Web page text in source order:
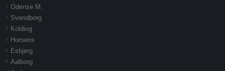
Odense M.
Svendborg
Kolding
Horsens
Esbjerg
Aalborg